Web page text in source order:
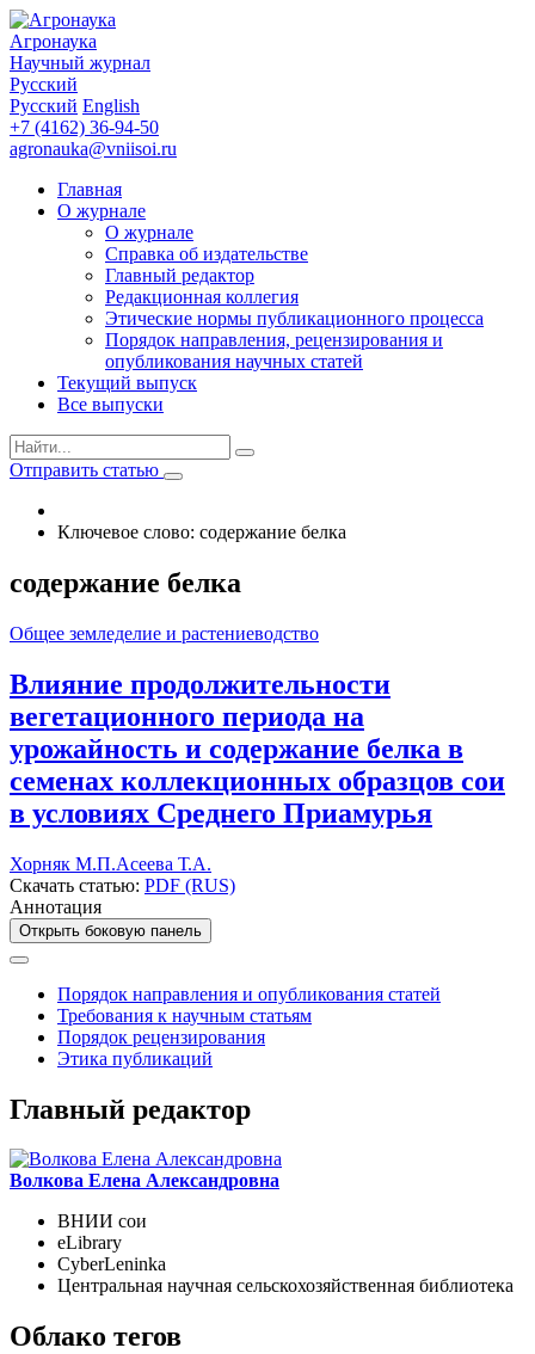
Агронаука
Научный журнал
Русский
Русский English
+7 (4162) 36-94-50
agronauka@vniisoi.ru
Главная
О журнале
О журнале
Справка об издательстве
Главный редактор
Редакционная коллегия
Этические нормы публикационного процесса
Порядок направления, рецензирования и
опубликования научных статей
Текущий выпуск
Все выпуски
Отправить статью
Ключевое слово: содержание белка
содержание белка
Общее земледелие и растениеводство
Влияние продолжительности
вегетационного периода на
урожайность и содержание белка в
семенах коллекционных образцов сои
в условиях Среднего Приамурья
Хорняк М.П.Асеева Т.А.
Скачать статью: PDF (RUS)
Аннотация
Открыть боковую панель
Порядок направления и опубликования статей
Требования к научным статьям
Порядок рецензирования
Этика публикаций
Главный редактор
Волкова Елена Александровна
ВНИИ сои
eLibrary
CyberLeninka
Центральная научная сельскохозяйственная библиотека
Облако тегов